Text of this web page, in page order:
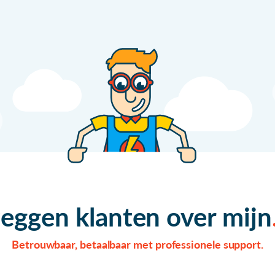
klanten over mijn
Betrouwbaar, betaalbaar met professionele support.